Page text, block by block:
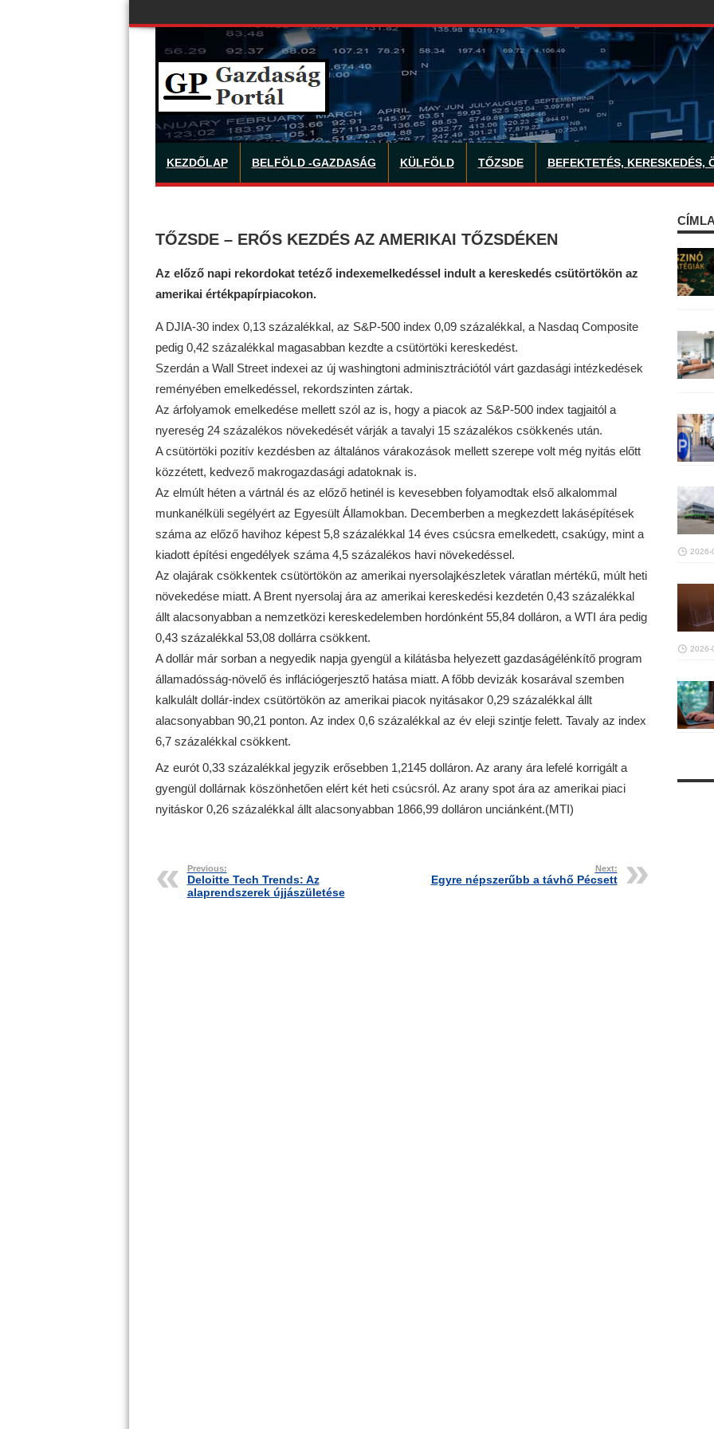
KEZDŐLAP BELFÖLD -GAZDASÁG KÜLFÖLD TŐZSDE BEFEKTETÉS, KERESKEDÉS,
TŐZSDE – ERŐS KEZDÉS AZ AMERIKAI TŐZSDÉKEN
Az előző napi rekordokat tetéző indexemelkedéssel indult a kereskedés csütörtökön az
amerikai értékpapírpiacokon.
A DJIA-30 index 0,13 százalékkal, az S&P-500 index 0,09 százalékkal, a Nasdaq Composite
pedig 0,42 százalékkal magasabban kezdte a csütörtöki kereskedést.
Szerdán a Wall Street indexei az új washingtoni adminisztrációtól várt gazdasági intézkedések
reményében emelkedéssel, rekordszinten zártak.
Az árfolyamok emelkedése mellett szól az is, hogy a piacok az S&P-500 index tagjaitól a
nyereség 24 százalékos növekedését várják a tavalyi 15 százalékos csökkenés után.
A csütörtöki pozitív kezdésben az általános várakozások mellett szerepe volt még nyitás előtt
közzétett, kedvező makrogazdasági adatoknak is.
Az elmúlt héten a vártnál és az előző hetinél is kevesebben folyamodtak első alkalommal
munkanélküli segélyért az Egyesült Államokban. Decemberben a megkezdett lakásépítések
száma az előző havihoz képest 5,8 százalékkal 14 éves csúcsra emelkedett, csakúgy, mint a
kiadott építési engedélyek száma 4,5 százalékos havi növekedéssel.
Az olajárak csökkentek csütörtökön az amerikai nyersolajkészletek váratlan mértékű, múlt heti
növekedése miatt. A Brent nyersolaj ára az amerikai kereskedési kezdetén 0,43 százalékkal
állt alacsonyabban a nemzetközi kereskedelemben hordónként 55,84 dolláron, a WTI ára pedig
0,43 százalékkal 53,08 dollárra csökkent.
A dollár már sorban a negyedik napja gyengül a kilátásba helyezett gazdaságélénkítő program
államadósság-növelő és inflációgerjesztő hatása miatt. A főbb devizák kosarával szemben
kalkulált dollár-index csütörtökön az amerikai piacok nyitásakor 0,29 százalékkal állt
alacsonyabban 90,21 ponton. Az index 0,6 százalékkal az év eleji szintje felett. Tavaly az index
6,7 százalékkal csökkent.
Az eurót 0,33 százalékkal jegyzik erősebben 1,2145 dolláron. Az arany ára lefelé korrigált a
gyengül dollárnak köszönhetően elért két heti csúcsról. Az arany spot ára az amerikai piaci
nyitáskor 0,26 százalékkal állt alacsonyabban 1866,99 dolláron unciánként.(MTI)
Previous:
Deloitte Tech Trends: Az
alaprendszerek újjászületése
Next:
Egyre népszerűbb a távhő Pécsett
2026-
2026-